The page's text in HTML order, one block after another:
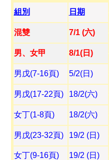
組別 日期
混雙 7/1 (六)
男、女甲 8/1(日)
男戊(7-16頁) 5/2(日)
男戊(17-22頁) 18/2(六)
女丁(1-8頁) 18/2(六)
男戊(23-32頁) 19/2 (日)
女丁(9-16頁) 19/2 (日)